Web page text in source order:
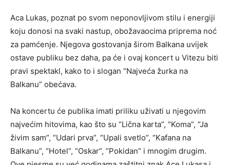
Aca Lukas, poznat po svom neponovljivom stilu i energiji
koju donosi na svaki nastup, obožavaocima priprema noć
za pamćenje. Njegova gostovanja širom Balkana uvijek
ostave publiku bez daha, pa će i ovaj koncert u Vitezu biti
pravi spektakl, kako to i slogan “Najveća žurka na
Balkanu” obećava.
Na koncertu će publika imati priliku uživati u njegovim
najvećim hitovima, kao što su “Lična karta”, “Koma”, “Ja
živim sam”, “Udari prva”, “Upali svetlo”, “Kafana na
Balkanu”, “Hotel”, “Oskar”, “Pokidan” i mnogim drugim.